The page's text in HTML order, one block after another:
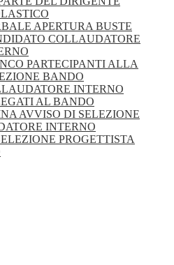
APERTURA BUSTE
COLLAUDATORE
PARTECIPANTI ALLA
BANDO
INTERNO
AL BANDO
AVVISO DI SELEZIONE
INTERNO
PROGETTISTA